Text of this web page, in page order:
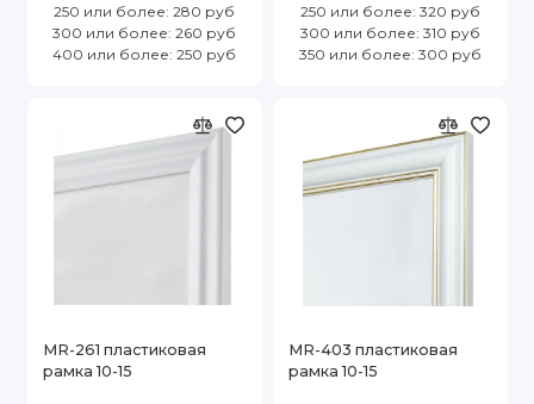
250 или более: 280 руб
300 или более: 260 руб
400 или более: 250 руб
250 или более: 320 руб
300 или более: 310 руб
350 или более: 300 руб
MR-261 пластиковая
рамка 10-15
MR-403 пластиковая
рамка 10-15